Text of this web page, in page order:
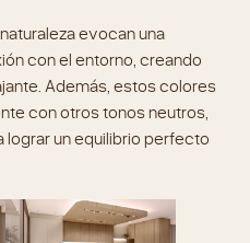
evocan una
con el entorno, creando
Además, estos colores
con otros tonos neutros,
lograr un equilibrio perfecto